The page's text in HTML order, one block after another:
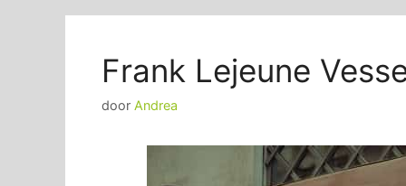
Frank Lejeune
door Andrea